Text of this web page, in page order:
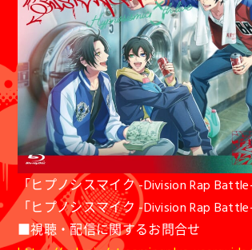
「ヒプノシスマイク -Division Rap
「ヒプノシスマイク -Division Rap
■視聴・配信に関するお問合せ